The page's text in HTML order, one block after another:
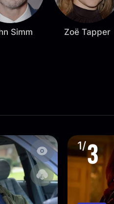
Simm Zoë Tapper
1/3